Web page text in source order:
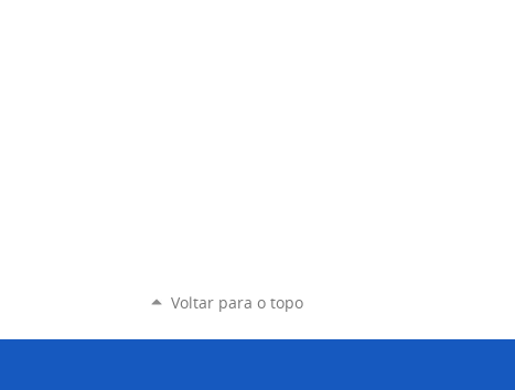
Voltar para o topo